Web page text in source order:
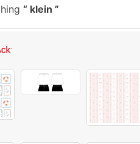
klein